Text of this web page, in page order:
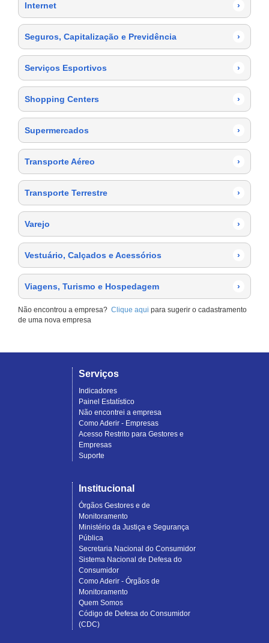
Internet
›
Seguros, Capitalização e Previdência ›
Serviços Esportivos ›
Shopping Centers ›
Supermercados ›
Transporte Aéreo ›
Transporte Terrestre ›
Varejo ›
Vestuário, Calçados e Acessórios ›
Viagens, Turismo e Hospedagem ›
Não encontrou a empresa? Clique aqui para sugerir o cadastramento
de uma nova empresa
Serviços
Indicadores
Painel Estatístico
Não encontrei a empresa
Como Aderir - Empresas
Acesso Restrito para Gestores e
Empresas
Suporte
Institucional
Órgãos Gestores e de
Monitoramento
Ministério da Justiça e Segurança
Pública
Secretaria Nacional do Consumidor
Sistema Nacional de Defesa do
Consumidor
Como Aderir - Órgãos de
Monitoramento
Quem Somos
Código de Defesa do Consumidor
(CDC)